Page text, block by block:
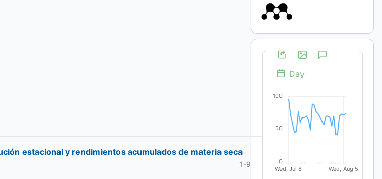
estacional y rendimientos acumulados de materia seca
1-9